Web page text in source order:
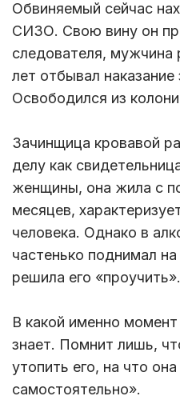
Обвиняемый сейчас
СИЗО. Свою вину он
следователя, мужчина
лет отбывал наказание
Освободился из
Зачинщица кровавой
делу как
женщины, она жила с
месяцев,
человека. Однако в
частенько поднимал
решила его «проучить».
В какой именно
знает. Помнит лишь,
утопить его, на что
самостоятельно».